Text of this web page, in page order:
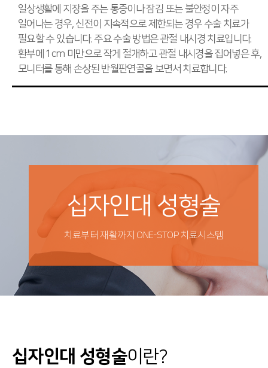
일상생활에 지장을 주는 통증이나 잠김 또는 불안정이 자주
일어나는 경우, 신전이 지속적으로 제한되는 경우 수술 치료가
필요할 수 있습니다. 주요 수술 방법은 관절 내시경 치료입니다.
환부에 1cm 미만으로 작게 절개하고 관절 내시경을 집어넣은 후,
모니터를 통해 손상된 반월판연골을 보면서 치료합니다.
십자인대 성형술
치료부터 재활까지 ONE-STOP 치료시스템
십자인대 성형술이란?